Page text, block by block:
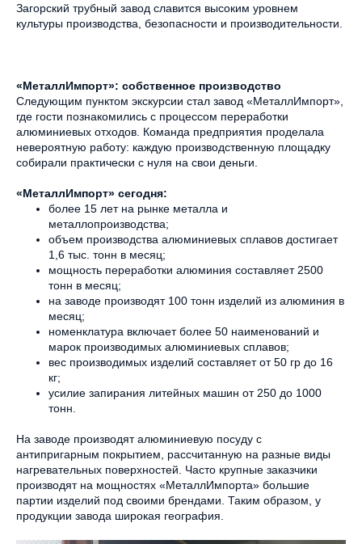
Загорский трубный завод славится высоким уровнем
культуры производства, безопасности и производительности.
«МеталлИмпорт»: собственное производство
Следующим пунктом экскурсии стал завод «МеталлИмпорт»,
где гости познакомились с процессом переработки
алюминиевых отходов. Команда предприятия проделала
невероятную работу: каждую производственную площадку
собирали практически с нуля на свои деньги.
«МеталлИмпорт» сегодня:
более 15 лет на рынке металла и
металлопроизводства;
объем производства алюминиевых сплавов достигает
1,6 тыс. тонн в месяц;
мощность переработки алюминия составляет 2500
тонн в месяц;
на заводе производят 100 тонн изделий из алюминия в
месяц;
номенклатура включает более 50 наименований и
марок производимых алюминиевых сплавов;
вес производимых изделий составляет от 50 гр до 16
кг;
усилие запирания литейных машин от 250 до 1000
тонн.
На заводе производят алюминиевую посуду с
антипригарным покрытием, рассчитанную на разные виды
нагревательных поверхностей. Часто крупные заказчики
производят на мощностях «МеталлИмпорта» большие
партии изделий под своими брендами. Таким образом, у
продукции завода широкая география.